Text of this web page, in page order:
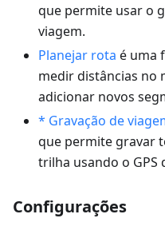
que permite usar o
viagem.
Planejar rota é uma
medir distâncias no
adicionar novos
* Gravação de
que permite gravar
trilha usando o GPS
Configurações